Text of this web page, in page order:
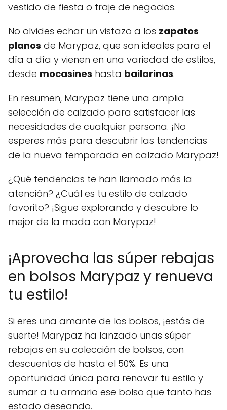
vestido de fiesta o traje de negocios.
No olvides echar un vistazo a los zapatos
planos de Marypaz, que son ideales para el
día a día y vienen en una variedad de estilos,
desde mocasines hasta bailarinas.
En resumen, Marypaz tiene una amplia
selección de calzado para satisfacer las
necesidades de cualquier persona. ¡No
esperes más para descubrir las tendencias
de la nueva temporada en calzado Marypaz!
¿Qué tendencias te han llamado más la
atención? ¿Cuál es tu estilo de calzado
favorito? ¡Sigue explorando y descubre lo
mejor de la moda con Marypaz!
¡Aprovecha las súper rebajas
en bolsos Marypaz y renueva
tu estilo!
Si eres una amante de los bolsos, ¡estás de
suerte! Marypaz ha lanzado unas súper
rebajas en su colección de bolsos, con
descuentos de hasta el 50%. Es una
oportunidad única para renovar tu estilo y
sumar a tu armario ese bolso que tanto has
estado deseando.